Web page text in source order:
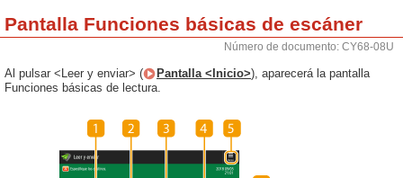
Pantalla Funciones básicas de escáner
Número de documento: CY68-08U
Al pulsar <Leer y enviar> ( Pantalla <Inicio>), aparecerá la pantalla
Funciones básicas de lectura.